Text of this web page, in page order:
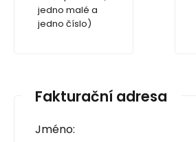
jedno malé a
jedno číslo)
Fakturační adresa
Jméno: